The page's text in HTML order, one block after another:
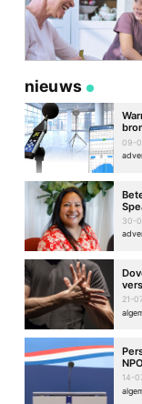
nieuws
09-
30-
21-
14-